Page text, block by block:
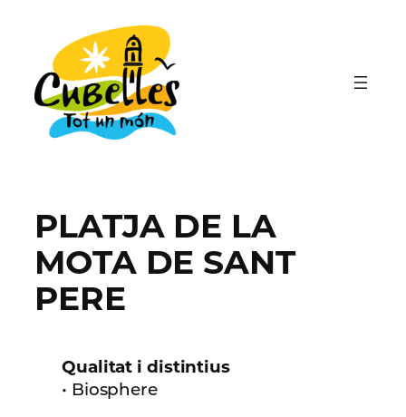
contingut
PLATJA DE LA
MOTA DE SANT
PERE
Qualitat i distintius
• Biosphere